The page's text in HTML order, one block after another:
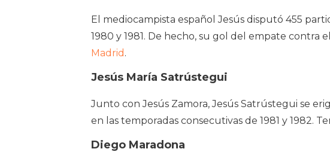
El mediocampista español Jesús disputó 455
1980 y 1981. De hecho, su gol del empate
Madrid .
Jesús María Satrústegui
Junto con Jesús Zamora, Jesús Satrústegui se
en las temporadas consecutivas de 1981 y 1982.
Diego Maradona